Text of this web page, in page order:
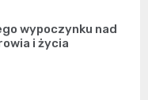
wypoczynku nad
i życia